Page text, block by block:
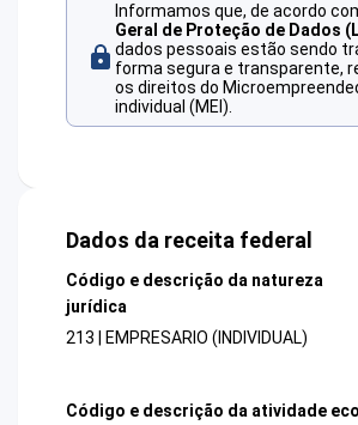
Informamos que, de acordo
Geral de Proteção de Dados
dados pessoais estão sendo
forma segura e transparente,
os direitos do
individual (MEI).
Dados da receita federal
Código e descrição da natureza
jurídica
213 | EMPRESARIO (INDIVIDUAL)
Código e descrição da atividade